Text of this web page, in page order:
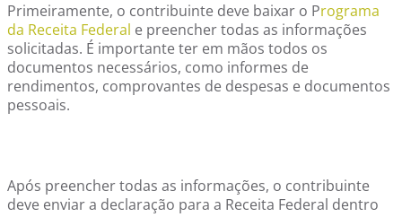
Primeiramente, o contribuinte deve baixar o Programa
da Receita Federal e preencher todas as informações
solicitadas. É importante ter em mãos todos os
documentos necessários, como informes de
rendimentos, comprovantes de despesas e documentos
pessoais.
Após preencher todas as informações, o contribuinte
deve enviar a declaração para a Receita Federal dentro